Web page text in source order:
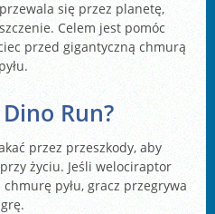
się przez planetę,
Celem jest pomóc
przed gigantyczną chmurą
pyłu.
Run?
przez przeszkody, aby
życiu. Jeśli welociraptor
pyłu, gracz przegrywa
grę.